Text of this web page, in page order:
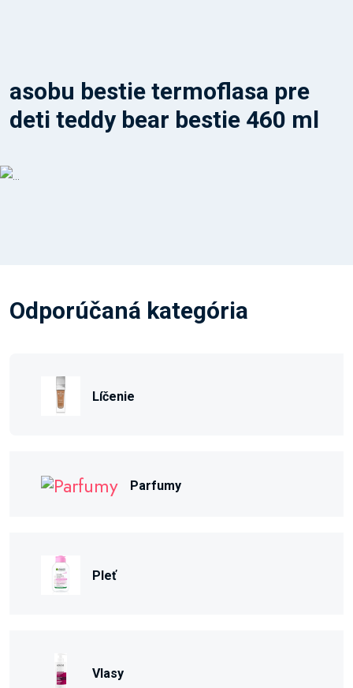
asobu bestie termoflasa pre
deti teddy bear bestie 460 ml
Odporúčaná kategória
Líčenie
Parfumy
Pleť
Vlasy